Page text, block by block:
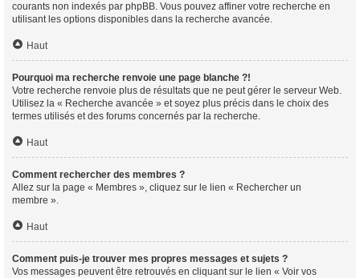
courants non indexés par phpBB. Vous pouvez affiner votre recherche en
utilisant les options disponibles dans la recherche avancée.
Haut
Pourquoi ma recherche renvoie une page blanche ?!
Votre recherche renvoie plus de résultats que ne peut gérer le serveur Web.
Utilisez la « Recherche avancée » et soyez plus précis dans le choix des
termes utilisés et des forums concernés par la recherche.
Haut
Comment rechercher des membres ?
Allez sur la page « Membres », cliquez sur le lien « Rechercher un
membre ».
Haut
Comment puis-je trouver mes propres messages et sujets ?
Vos messages peuvent être retrouvés en cliquant sur le lien « Voir vos